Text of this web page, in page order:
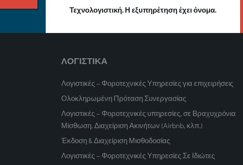
Τεχνολογιστική. Η εξυπηρέτηση έχει όνομα.
ΛΟΓΙΣΤΙΚΑ
Λογιστικές – Φοροτεχνικές Υπηρεσίες για επιχειρήσεις
Ολοκληρωμένη Πρόταση Συνεργασίας
Λογιστικές – Φοροτεχνικές υπηρεσίες, σε Βραχυχρόνια
Μίσθωση, Διαχείριση Ακινήτων (Airbnb, κλπ.)
Έκδοση & Διαχείριση Μισθοδοσίας
Λογιστικές – Φοροτεχνικές Υπηρεσίες Σε Ιδιώτες